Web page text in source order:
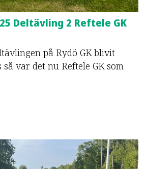
Deltävling 2 Reftele GK
på Rydö GK blivit
var det nu Reftele GK som